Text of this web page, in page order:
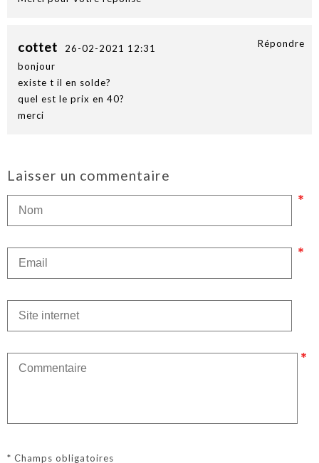
cottet 26-02-2021 12:31
Répondre
bonjour
existe t il en solde?
quel est le prix en 40?
merci
Laisser un commentaire
* Champs obligatoires